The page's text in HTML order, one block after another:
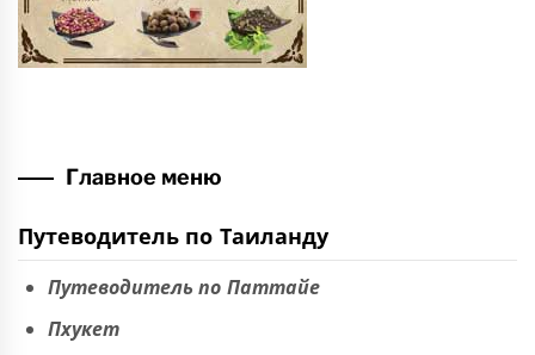
Главное меню
Путеводитель по Таиланду
Путеводитель по Паттайе
Пхукет